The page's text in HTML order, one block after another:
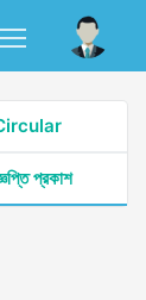
প্রকাশ